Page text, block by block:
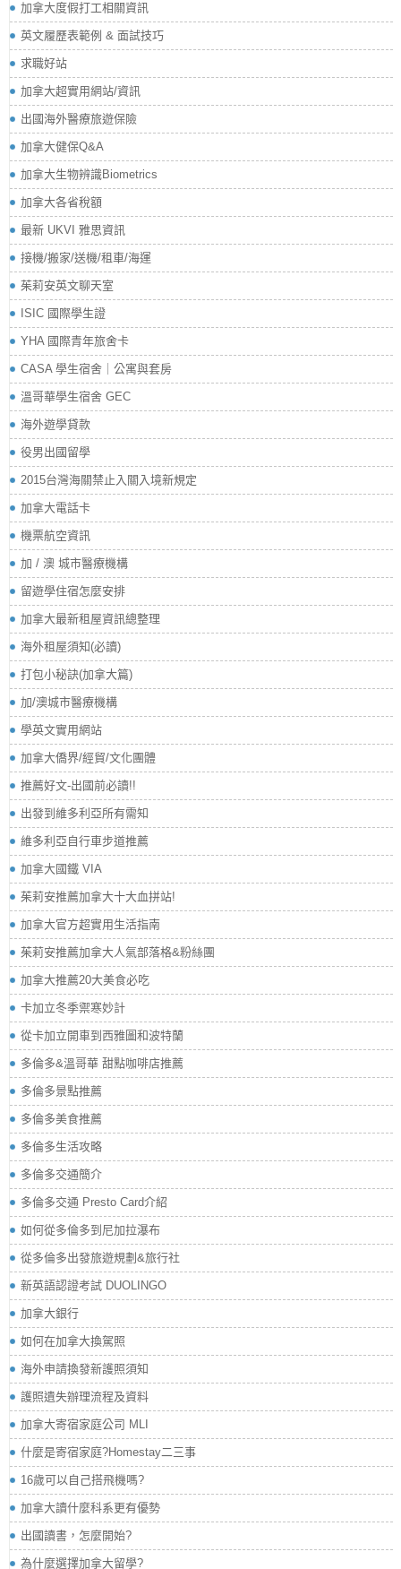
加拿大度假打工相關資訊
英文履歷表範例 & 面試技巧
求職好站
加拿大超實用網站/資訊
出國海外醫療旅遊保險
加拿大健保Q&A
加拿大生物辨識Biometrics
加拿大各省稅額
最新 UKVI 雅思資訊
接機/搬家/送機/租車/海運
茱莉安英文聊天室
ISIC 國際學生證
YHA 國際青年旅舍卡
CASA 學生宿舍｜公寓與套房
溫哥華學生宿舍 GEC
海外遊學貸款
役男出國留學
2015台灣海關禁止入關入境新規定
加拿大電話卡
機票航空資訊
加 / 澳 城市醫療機構
留遊學住宿怎麼安排
加拿大最新租屋資訊總整理
海外租屋須知(必讀)
打包小秘訣(加拿大篇)
加/澳城市醫療機構
學英文實用網站
加拿大僑界/經貿/文化團體
推薦好文-出國前必讀!!
出發到維多利亞所有需知
維多利亞自行車步道推薦
加拿大國鐵 VIA
茱莉安推薦加拿大十大血拼站!
加拿大官方超實用生活指南
茱莉安推薦加拿大人氣部落格&粉絲團
加拿大推薦20大美食必吃
卡加立冬季禦寒妙計
從卡加立開車到西雅圖和波特蘭
多倫多&溫哥華 甜點咖啡店推薦
多倫多景點推薦
多倫多美食推薦
多倫多生活攻略
多倫多交通簡介
多倫多交通 Presto Card介紹
如何從多倫多到尼加拉瀑布
從多倫多出發旅遊規劃&旅行社
新英語認證考試 DUOLINGO
加拿大銀行
如何在加拿大換駕照
海外申請換發新護照須知
護照遺失辦理流程及資料
加拿大寄宿家庭公司 MLI
什麼是寄宿家庭?Homestay二三事
16歲可以自己搭飛機嗎?
加拿大讀什麼科系更有優勢
出國讀書，怎麼開始?
為什麼選擇加拿大留學?